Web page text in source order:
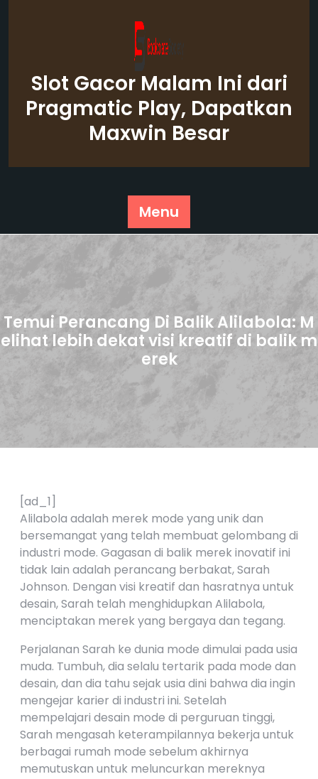
Slot Gacor Malam Ini dari
Pragmatic Play, Dapatkan
Maxwin Besar
Menu
Temui Perancang Di Balik Alilabola: M
elihat lebih dekat visi kreatif di balik m
erek
[ad_1]
Alilabola adalah merek mode yang unik dan
bersemangat yang telah membuat gelombang di
industri mode. Gagasan di balik merek inovatif ini
tidak lain adalah perancang berbakat, Sarah
Johnson. Dengan visi kreatif dan hasratnya untuk
desain, Sarah telah menghidupkan Alilabola,
menciptakan merek yang bergaya dan tegang.
Perjalanan Sarah ke dunia mode dimulai pada usia
muda. Tumbuh, dia selalu tertarik pada mode dan
desain, dan dia tahu sejak usia dini bahwa dia ingin
mengejar karier di industri ini. Setelah
mempelajari desain mode di perguruan tinggi,
Sarah mengasah keterampilannya bekerja untuk
berbagai rumah mode sebelum akhirnya
memutuskan untuk meluncurkan mereknya